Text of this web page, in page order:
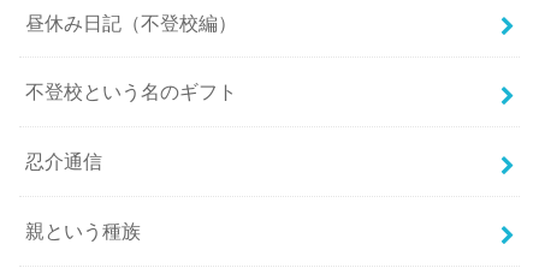
昼休み日記（不登校編）
不登校という名のギフト
忍介通信
親という種族